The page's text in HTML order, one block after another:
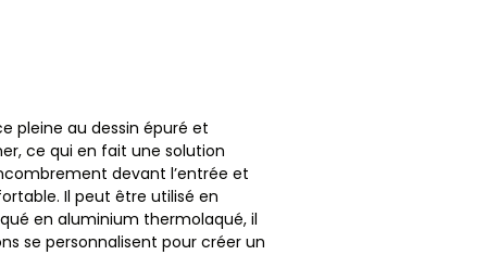
pleine au dessin épuré et
ce qui en fait une solution
devant l’entrée et
Il peut être utilisé en
en aluminium thermolaqué, il
se personnalisent pour créer un